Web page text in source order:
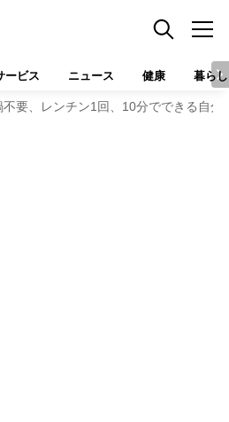
ービス ニュース 健康 暮らし
不要、レンチン1回、10分でできる自